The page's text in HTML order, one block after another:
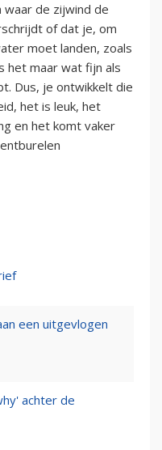
waar de zijwind de
of dat je, om
moet landen, zoals
het maar wat fijn als
Dus, je ontwikkelt die
het is leuk, het
en het komt vaker
een uitgevlogen
achter de